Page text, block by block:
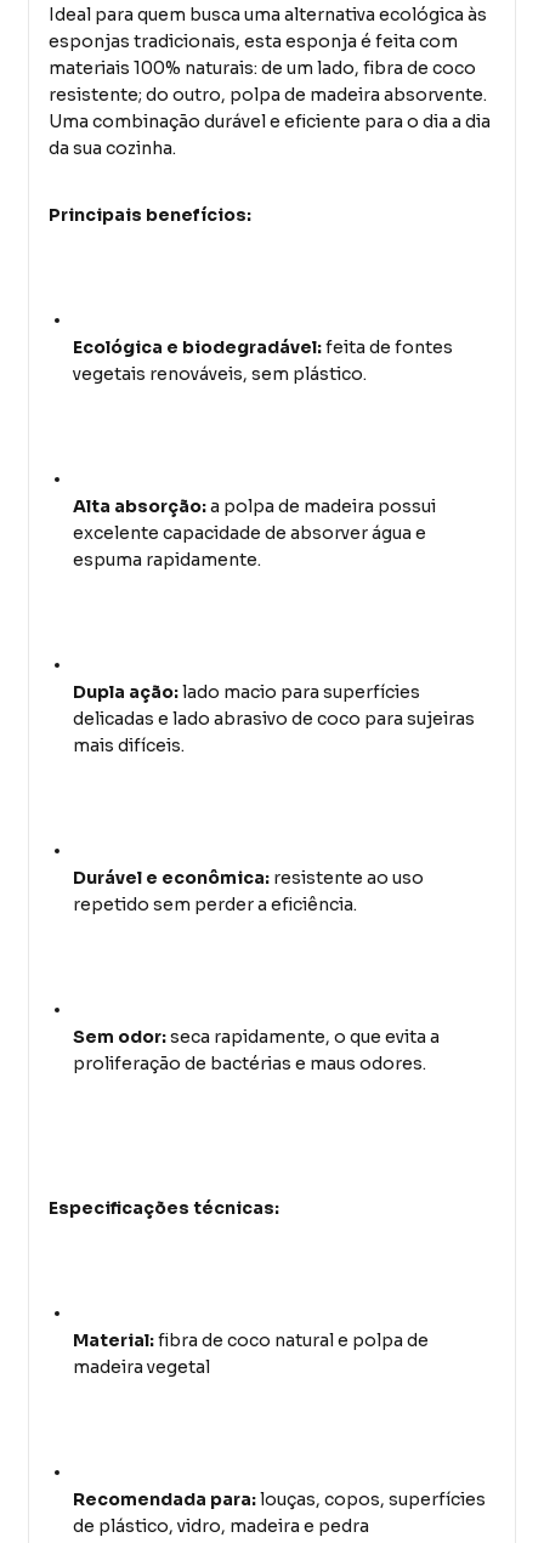
Ideal para quem busca uma alternativa ecológica às
esponjas tradicionais, esta esponja é feita com
materiais 100% naturais: de um lado, fibra de coco
resistente; do outro, polpa de madeira absorvente.
Uma combinação durável e eficiente para o dia a dia
da sua cozinha.
Principais benefícios:
Ecológica e biodegradável:feita de fontes
vegetais renováveis, sem plástico.
Alta absorção:a polpa de madeira possui
excelente capacidade de absorver água e
espuma rapidamente.
Dupla ação:lado macio para superfícies
delicadas e lado abrasivo de coco para sujeiras
mais difíceis.
Durável e econômica: resistente ao uso
repetido sem perder a eficiência.
Sem odor:seca rapidamente, o que evita a
proliferação de bactérias e maus odores.
Especificações técnicas:
Material:fibra de coco natural e polpa de
madeira vegetal
Recomendada para:louças, copos, superfícies
de plástico, vidro, madeira e pedra